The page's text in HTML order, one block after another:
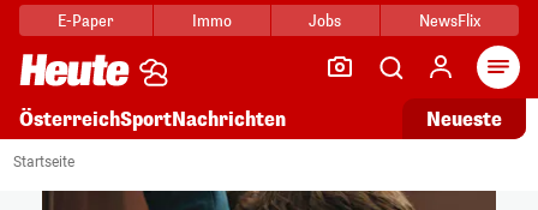
E-Paper Immo Jobs NewsFlix
ÖsterreichSportNachrichten Neueste
Startseite
1/7